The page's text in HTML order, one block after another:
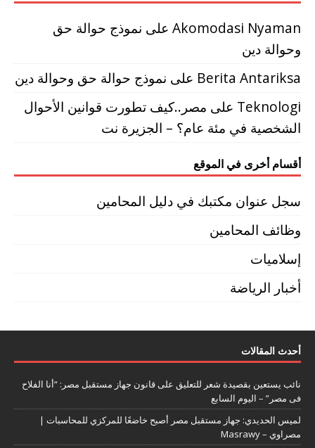
Akomodasi Nyaman على نموذج حوالة حق
وحوالة دين
Berita Antariksa على نموذج حوالة حق وحوالة دين
Teknologi على مصر..كيف تطورت قوانين الأحوال
الشخصية في مئة عام؟ – الجزيرة نت
أقسام أخرى في الموقع
سجل عنوان مكتبك في دليل المحامين
وظائف المحامين
إسلاميات
أخبار الرياضة
أحدث المقالات
نائب يستعين بقصيدة شعر للتعليق على قانون جهاز مستقبل مصر: “أنا الفلاح
فى مصر” – اليوم السابع
لميس الحديدي: جهاز مستقبل مصر أصبح خاضعًا للمركزي للمحاسبات |
مصراوي – Masrawy